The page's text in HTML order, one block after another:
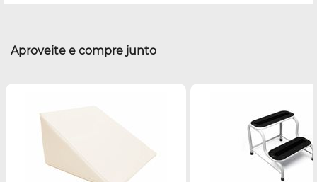
Aproveite e compre junto